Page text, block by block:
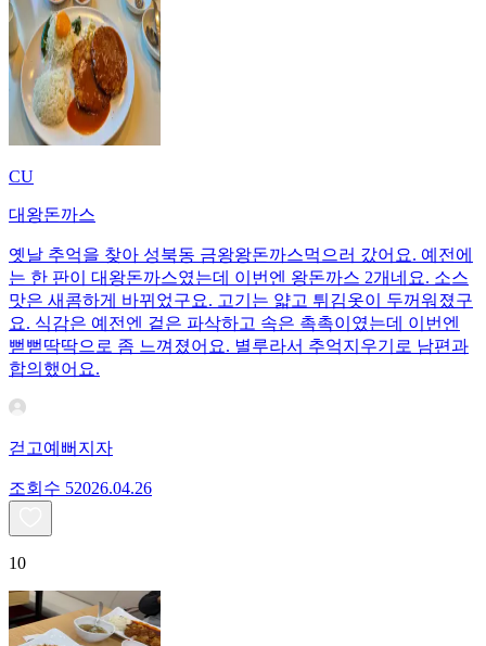
CU
대왕돈까스
옛날 추억을 찾아 성북동 금왕왕돈까스먹으러 갔어요. 예전에
는 한 판이 대왕돈까스였는데 이번엔 왕돈까스 2개네요. 소스
맛은 새콤하게 바뀌었구요. 고기는 얇고 튀김옷이 두꺼워졌구
요. 식감은 예전엔 겉은 파삭하고 속은 촉촉이였는데 이번엔
뻗뻗딱딱으로 좀 느껴졌어요. 별루라서 추억지우기로 남편과
합의했어요.
걷고예뻐지자
조회수 52026.04.26
10